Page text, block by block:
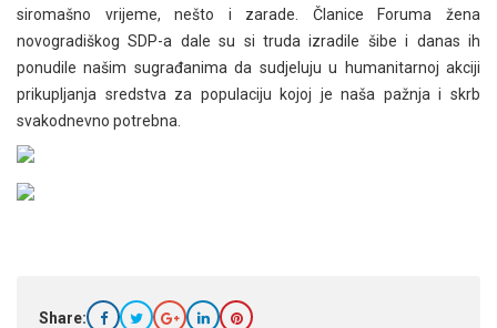
siromašno vrijeme, nešto i zarade. Članice Foruma žena
novogradiškog SDP-a dale su si truda izradile šibe i danas ih
ponudile našim sugrađanima da sudjeluju u humanitarnoj akciji
prikupljanja sredstva za populaciju kojoj je naša pažnja i skrb
svakodnevno potrebna.
Share: